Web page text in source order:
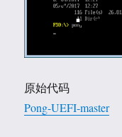
原始代码
Pong-UEFI-master